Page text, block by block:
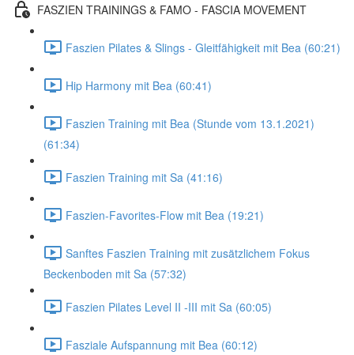
FASZIEN TRAININGS & FAMO - FASCIA MOVEMENT
Faszien Pilates & Slings - Gleitfähigkeit mit Bea (60:21)
Hip Harmony mit Bea (60:41)
Faszien Training mit Bea (Stunde vom 13.1.2021)
(61:34)
Faszien Training mit Sa (41:16)
Faszien-Favorites-Flow mit Bea (19:21)
Sanftes Faszien Training mit zusätzlichem Fokus
Beckenboden mit Sa (57:32)
Faszien Pilates Level II -III mit Sa (60:05)
Fasziale Aufspannung mit Bea (60:12)